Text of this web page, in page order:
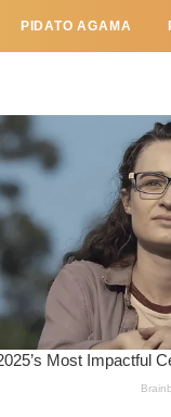
PIDATO AGAMA